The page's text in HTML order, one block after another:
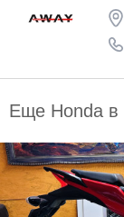
Еще Honda в